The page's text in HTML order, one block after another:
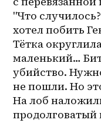
"Что
хотел побить
Тётка
маленький…
убийство.
не пошли. Но
На лоб
продолговатый